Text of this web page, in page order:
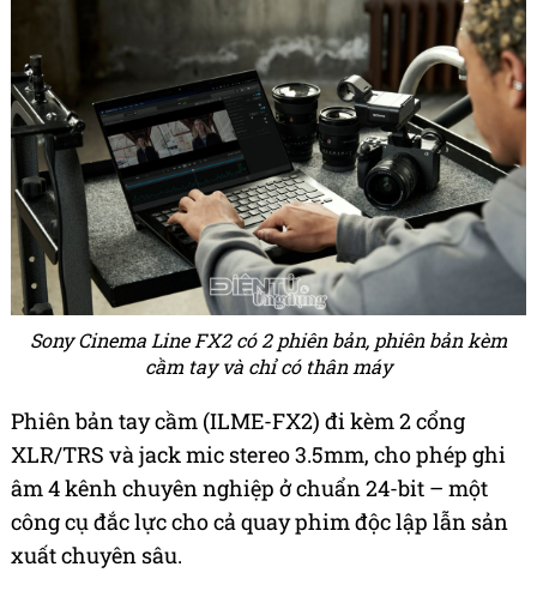
Sony Cinema Line FX2 có 2 phiên bản, phiên bản kèm
cầm tay và chỉ có thân máy
Phiên bản tay cầm (ILME-FX2) đi kèm 2 cổng
XLR/TRS và jack mic stereo 3.5mm, cho phép ghi
âm 4 kênh chuyên nghiệp ở chuẩn 24-bit – một
công cụ đắc lực cho cả quay phim độc lập lẫn sản
xuất chuyên sâu.